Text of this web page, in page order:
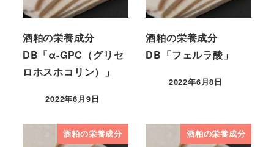
酒粕の栄養成分
DB「α-GPC（グリセ
ロホスホコリン）」
2022年6月9日
酒粕の栄養成分
DB「フェルラ酸」
2022年6月8日
酒粕の栄養成分 酒粕の栄養成分